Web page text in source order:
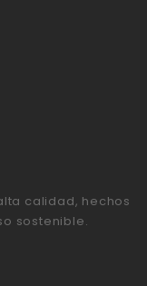
calidad, hechos
sostenible.